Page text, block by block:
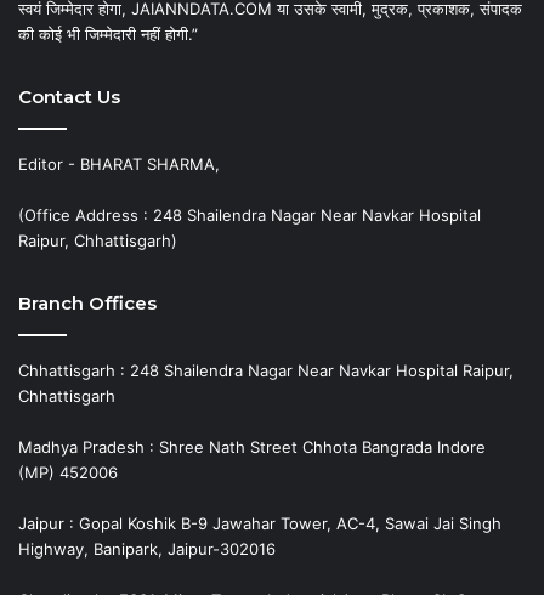
स्वयं जिम्मेदार होगा, JAIANNDATA.COM या उसके स्वामी, मुद्रक, प्रकाशक, संपादक
की कोई भी जिम्मेदारी नहीं होगी.”
Contact Us
Editor - BHARAT SHARMA,
(Office Address : 248 Shailendra Nagar Near Navkar Hospital
Raipur, Chhattisgarh)
Branch Offices
Chhattisgarh : 248 Shailendra Nagar Near Navkar Hospital Raipur,
Chhattisgarh
Madhya Pradesh : Shree Nath Street Chhota Bangrada Indore
(MP) 452006
Jaipur : Gopal Koshik B-9 Jawahar Tower, AC-4, Sawai Jai Singh
Highway, Banipark, Jaipur-302016